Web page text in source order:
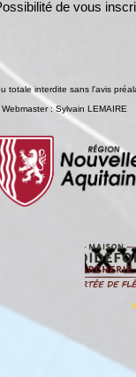
de vous
totale interdite sans l'avis
: Sylvain LEMAIRE